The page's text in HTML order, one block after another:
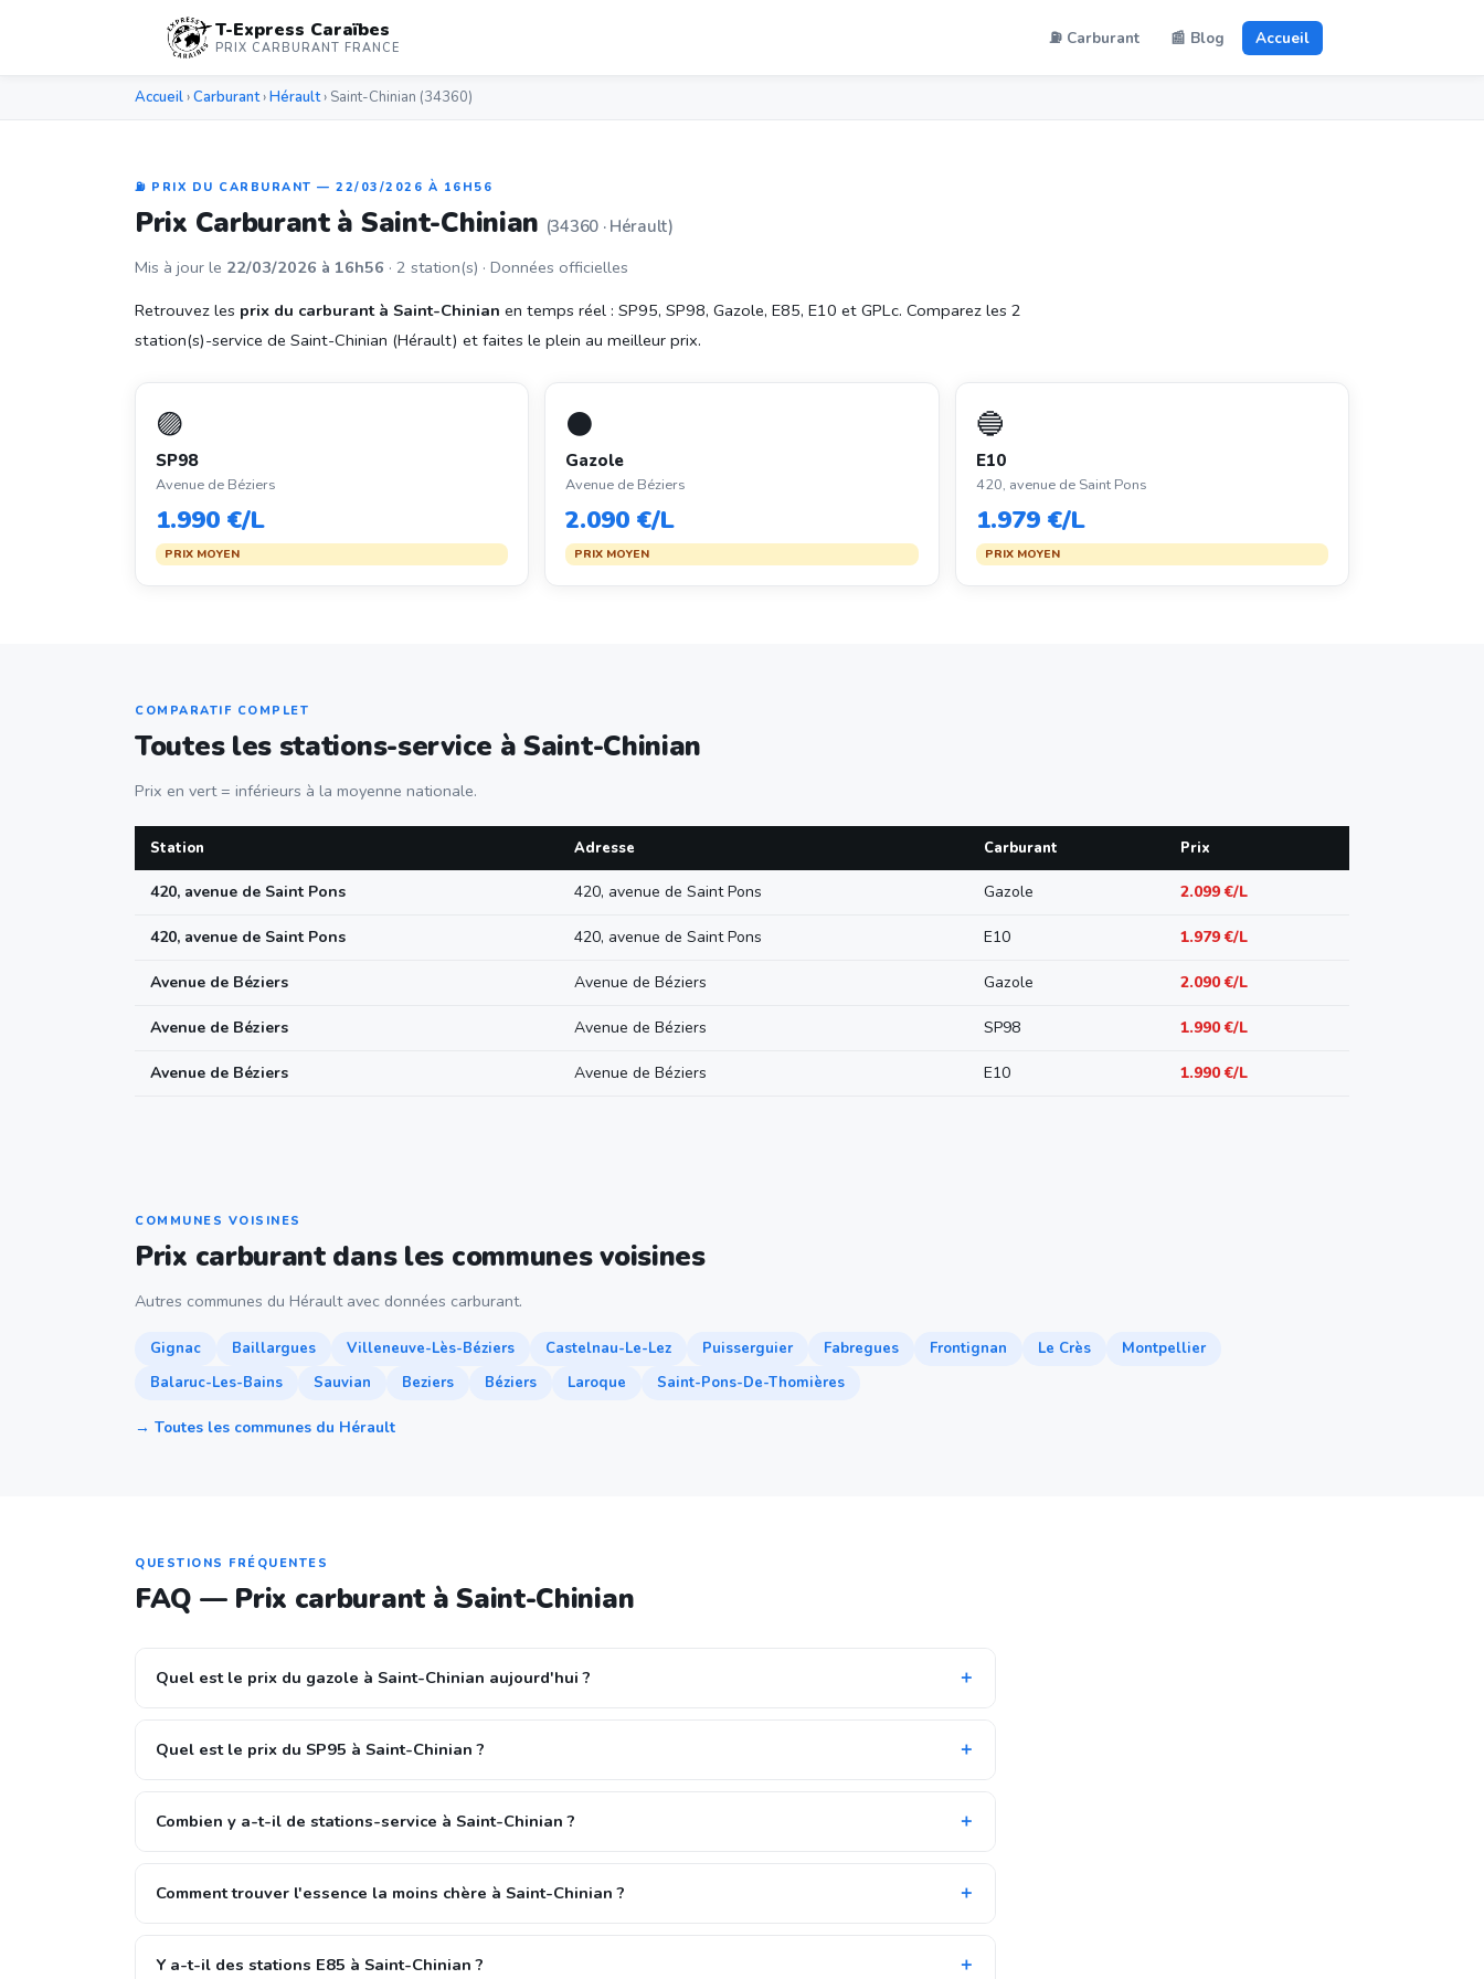
T-Express Caraïbes
PRIX CARBURANT FRANCE ⛽ Carburant 📰 Blog Accueil
Accueil ›Carburant›Hérault› Saint-Chinian (34360)
⛽ PRIX DU CARBURANT — 22/03/2026 À 16H56
Prix Carburant à Saint-Chinian (34360 · Hérault)
Mis à jour le 22/03/2026 à 16h56 · 2 station(s) · Données officielles
Retrouvez les prix du carburant à Saint-Chinian en temps réel : SP95, SP98, Gazole, E85, E10 et GPLc. Comparez les 2
station(s)-service de Saint-Chinian (Hérault) et faites le plein au meilleur prix.
🟣
SP98
Avenue de Béziers
1.990 €/L
PRIX MOYEN
⚫
Gazole
Avenue de Béziers
2.090 €/L
PRIX MOYEN
🔵
E10
420, avenue de Saint Pons
1.979 €/L
PRIX MOYEN
COMPARATIF COMPLET
Toutes les stations-service à Saint-Chinian
Prix en vert = inférieurs à la moyenne nationale.
Station Adresse Carburant Prix
420, avenue de Saint Pons 420, avenue de Saint Pons Gazole 2.099 €/L
420, avenue de Saint Pons 420, avenue de Saint Pons E10 1.979 €/L
Avenue de Béziers Avenue de Béziers Gazole 2.090 €/L
Avenue de Béziers Avenue de Béziers SP98 1.990 €/L
Avenue de Béziers Avenue de Béziers E10 1.990 €/L
COMMUNES VOISINES
Prix carburant dans les communes voisines
Autres communes du Hérault avec données carburant.
Gignac Baillargues Villeneuve-Lès-Béziers Castelnau-Le-Lez Puisserguier Fabregues Frontignan Le Crès
Montpellier
Balaruc-Les-Bains
Sauvian Beziers Béziers Laroque Saint-Pons-De-Thomières
→ Toutes les communes du Hérault
QUESTIONS FRÉQUENTES
FAQ — Prix carburant à Saint-Chinian
Quel est le prix du gazole à Saint-Chinian aujourd'hui ?
Quel est le prix du SP95 à Saint-Chinian ?
Combien y a-t-il de stations-service à Saint-Chinian ?
Comment trouver l'essence la moins chère à Saint-Chinian ?
Y a-t-il des stations E85 à Saint-Chinian ?